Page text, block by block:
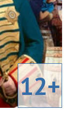
12+